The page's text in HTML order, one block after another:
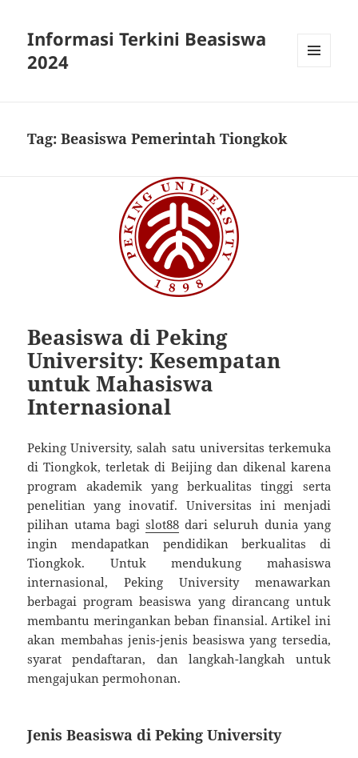
Informasi Terkini Beasiswa
2024
Tag:Beasiswa Pemerintah Tiongkok
Beasiswa di Peking
University: Kesempatan
untuk Mahasiswa
Internasional
Peking University, salah satu universitas terkemuka
di Tiongkok, terletak di Beijing dan dikenal karena
program akademik yang berkualitas tinggi serta
penelitian yang inovatif. Universitas ini menjadi
pilihan utama bagislot88 dari seluruh dunia yang
ingin mendapatkan pendidikan berkualitas di
Tiongkok. Untuk mendukung mahasiswa
internasional, Peking University menawarkan
berbagai program beasiswa yang dirancang untuk
membantu meringankan beban finansial. Artikel ini
akan membahas jenis-jenis beasiswa yang tersedia,
syarat pendaftaran, dan langkah-langkah untuk
mengajukan permohonan.
Jenis Beasiswa di Peking University